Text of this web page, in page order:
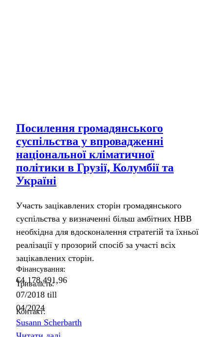
Посилення громадянського
суспільства у впровадженні
національної кліматичної
політики в Грузії, Колумбії та
Україні
Участь зацікавлених сторін громадянського
суспільства у визначенні більш амбітних НВВ
необхідна для вдосконалення стратегій та їхньої
реалізації у прозорий спосіб за участі всіх
зацікавлених сторін.
Фінансування:
€4.178.491,96
Тривалість:
07/2018 till
04/2024
Контакт:
Susann Scherbarth